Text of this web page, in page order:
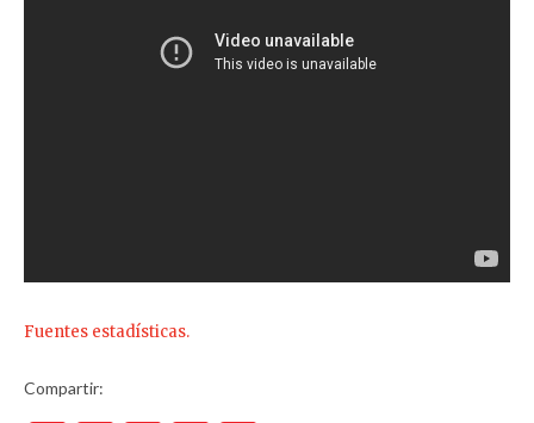
Fuentes estadísticas.
Compartir: